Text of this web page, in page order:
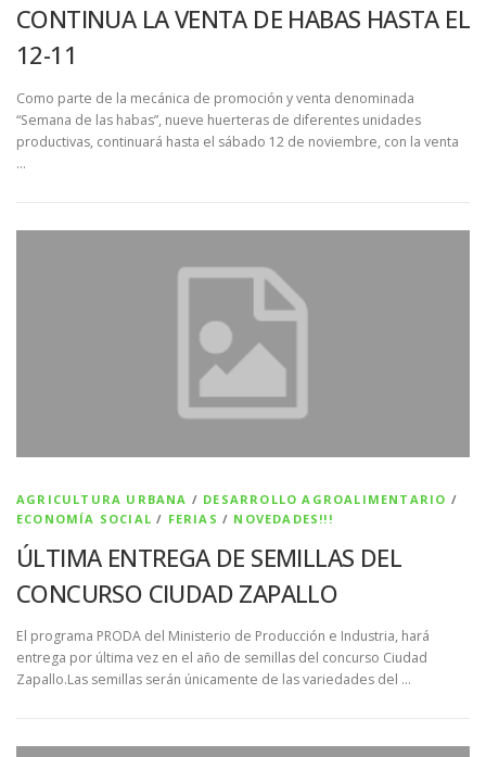
CONTINUA LA VENTA DE HABAS HASTA EL
12-11
Como parte de la mecánica de promoción y venta denominada
“Semana de las habas”, nueve huerteras de diferentes unidades
productivas, continuará hasta el sábado 12 de noviembre, con la venta
…
AGRICULTURA URBANA / DESARROLLO AGROALIMENTARIO /
ECONOMÍA SOCIAL / FERIAS / NOVEDADES!!!
ÚLTIMA ENTREGA DE SEMILLAS DEL
CONCURSO CIUDAD ZAPALLO
El programa PRODA del Ministerio de Producción e Industria, hará
entrega por última vez en el año de semillas del concurso Ciudad
Zapallo.Las semillas serán únicamente de las variedades del …